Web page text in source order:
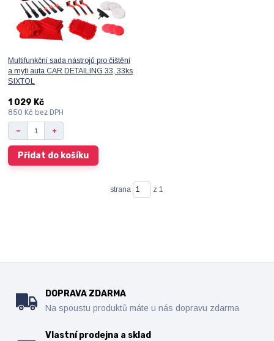
Multifunkční sada nástrojů pro čištění
a mytí auta CAR DETAILING 33, 33ks
SIXTOL
1 029 Kč
850 Kč bez DPH
Přidat do košíku
strana z 1
DOPRAVA ZDARMA
Na spoustu produktů máte u nás dopravu zdarma
Vlastní prodejna a sklad